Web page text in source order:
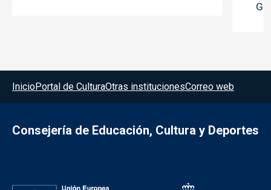
Menú del pie
InicioPortal de CulturaOtras institucionesCorreo web
Consejería de Educación, Cultura y Deportes